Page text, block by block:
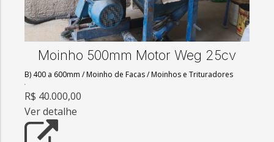
Moinho 500mm Motor Weg 25cv
B) 400 a 600mm /Moinho de Facas/Moinhos e Trituradores
R$ 40.000,00
Ver detalhe